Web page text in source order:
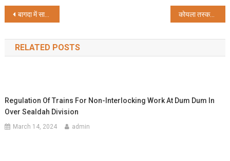
Post
navigation
बागदा में सामूहिक दुष्कर्म, , टीएमसी ने केंद्र व बीएसएफ को घेरा कोयला तस्करी मामले में सीआईडी ने राज्य के तीन पुलिस अधिकारियों को तलब किया
RELATED POSTS
Regulation Of Trains For Non-Interlocking Work At Dum Dum In
Over Sealdah Division
March 14, 2024 admin